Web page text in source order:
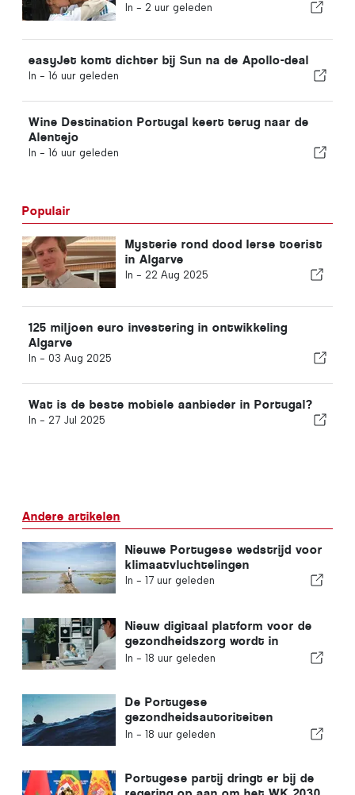
In - 2 uur geleden
easyJet komt dichter bij Sun na de Apollo-deal
In - 16 uur geleden
Wine Destination Portugal keert terug naar de
Alentejo
In - 16 uur geleden
Populair
Mysterie rond dood Ierse toerist
in Algarve
In - 22 Aug 2025
125 miljoen euro investering in ontwikkeling
Algarve
In - 03 Aug 2025
Wat is de beste mobiele aanbieder in Portugal?
In - 27 Jul 2025
Andere artikelen
Nieuwe Portugese wedstrijd voor
klimaatvluchtelingen
In - 17 uur geleden
Nieuw digitaal platform voor de
gezondheidszorg wordt in
Portugal gelanceerd
In - 18 uur geleden
De Portugese
gezondheidsautoriteiten
waarschuwen voor de gevaren
In - 18 uur geleden
Portugese partij dringt er bij de